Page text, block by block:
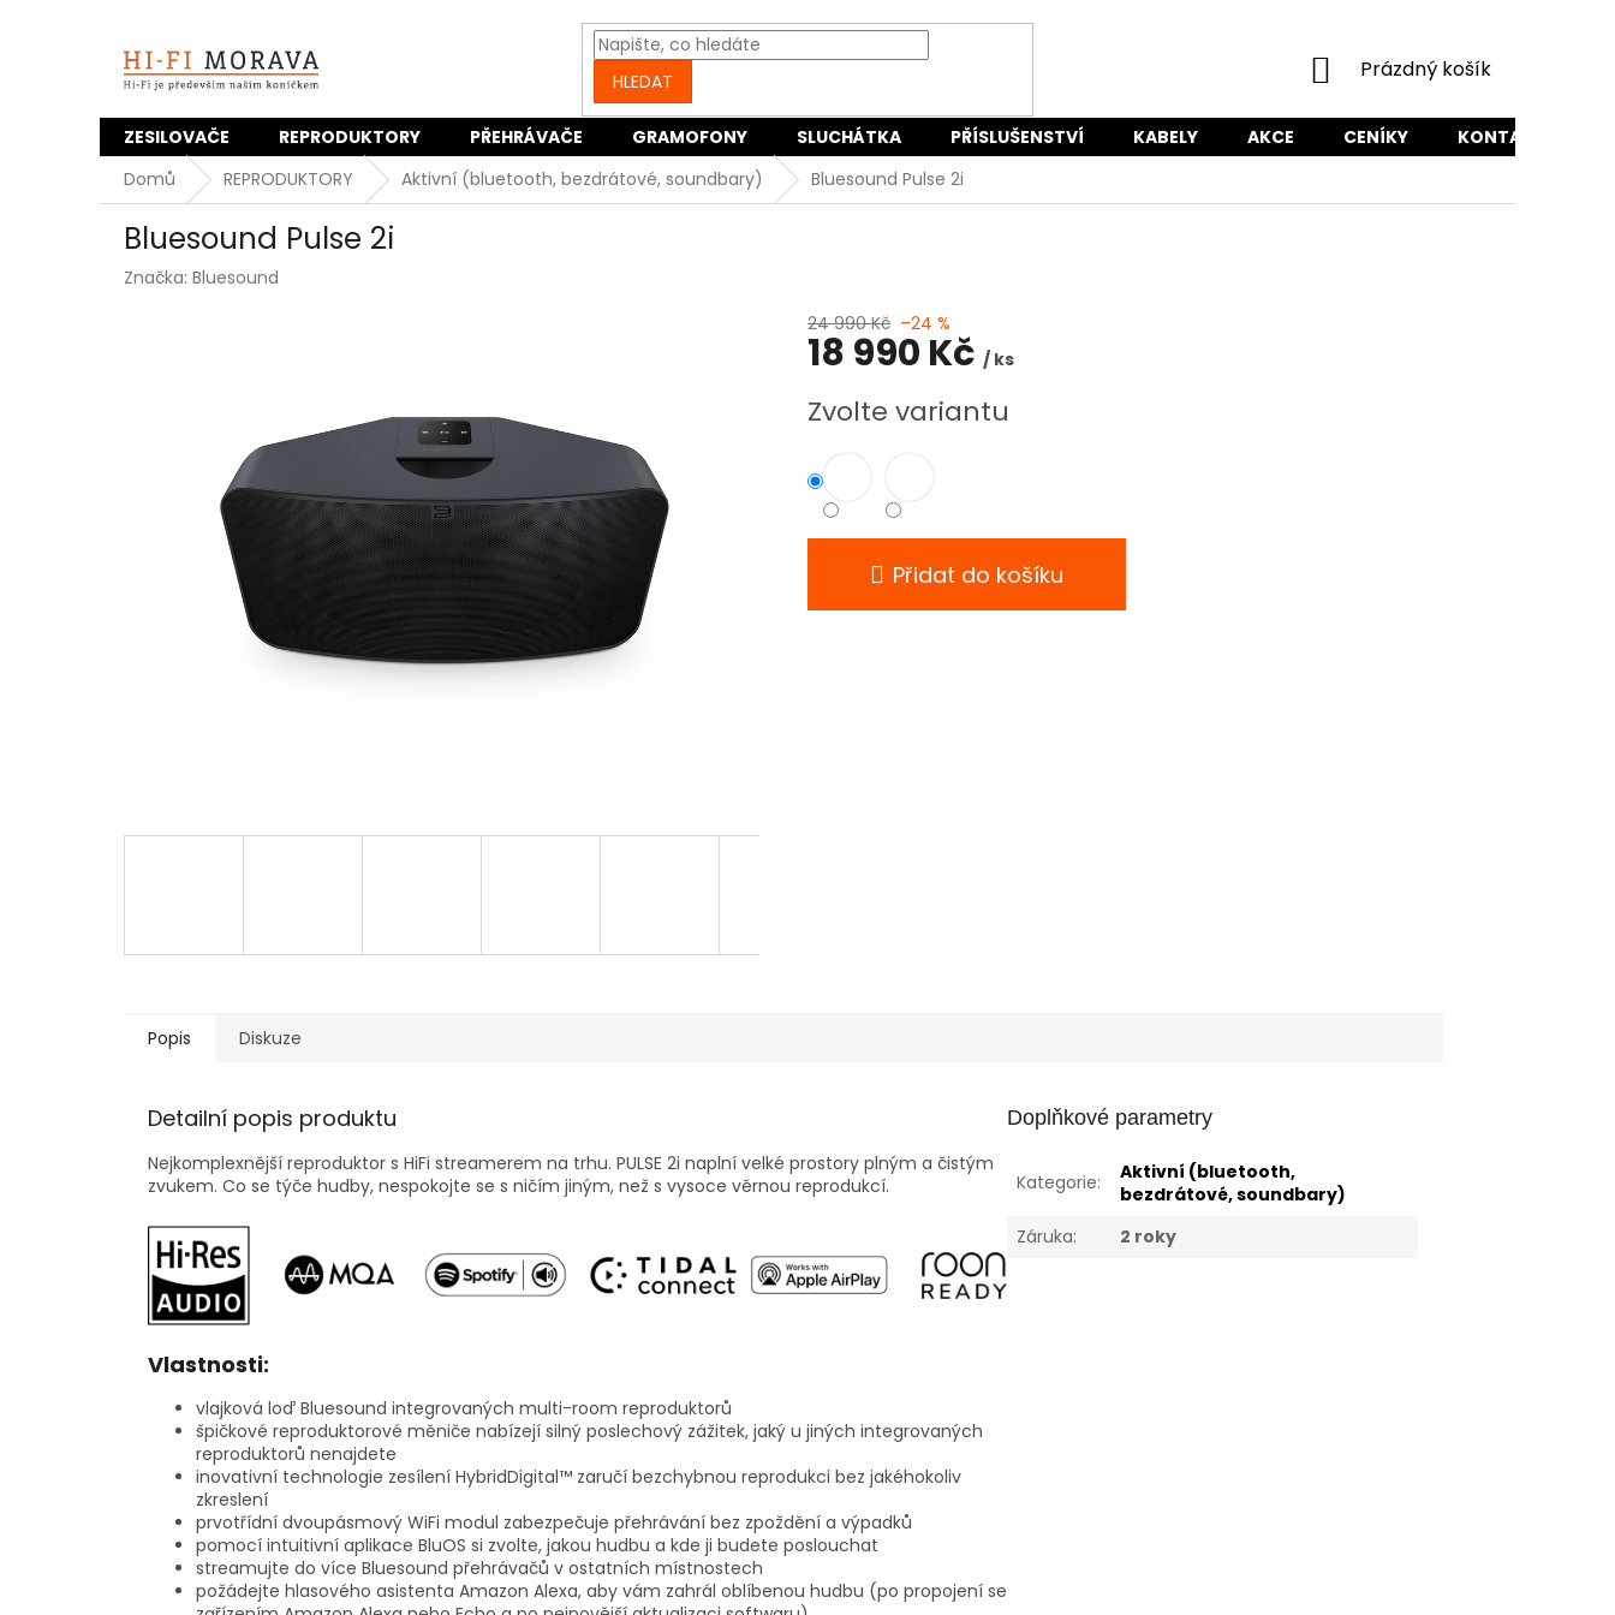
HLEDAT
NÁKUPNÍ
Prázdný košík
ZESILOVAČE REPRODUKTORY PŘEHRÁVAČE GRAMOFONY SLUCHÁTKA PŘÍSLUŠENSTVÍ KABELY AKCE CENÍKY KONTAKTY
Domů
REPRODUKTORY Aktivní (bluetooth, bezdrátové, soundbary) Bluesound Pulse 2i
Bluesound Pulse 2i
Značka: Bluesound
24 990 Kč –24 %
18 990 Kč / ks
cena:
Zvolte variantu
Přidat do košíku
Popis Diskuze
Detailní popis produktu
Nejkomplexnější reproduktor s HiFi streamerem na trhu. PULSE 2i naplní velké prostory plným a čistým
zvukem. Co se týče hudby, nespokojte se s ničím jiným, než s vysoce věrnou reprodukcí.
Vlastnosti:
vlajková loď Bluesound integrovaných multi-room reproduktorů
špičkové reproduktorové měniče nabízejí silný poslechový zážitek, jaký u jiných integrovaných
reproduktorů nenajdete
inovativní technologie zesílení HybridDigital™ zaručí bezchybnou reprodukci bez jakéhokoliv
zkreslení
prvotřídní dvoupásmový WiFi modul zabezpečuje přehrávání bez zpoždění a výpadků
pomocí intuitivní aplikace BluOS si zvolte, jakou hudbu a kde ji budete poslouchat
streamujte do více Bluesound přehrávačů v ostatních místnostech
požádejte hlasového asistenta Amazon Alexa, aby vám zahrál oblíbenou hudbu (po propojení se
Doplňkové parametry
Kategorie:
Aktivní (bluetooth,
bezdrátové, soundbary)
Záruka: 2 roky